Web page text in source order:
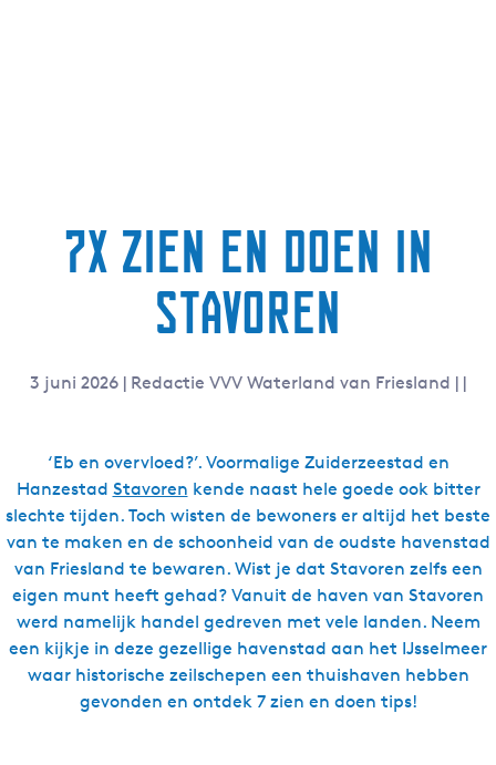
7x zien en doen in
Stavoren
3 juni 2026 | Redactie VVV Waterland van Friesland | |
‘Eb en overvloed?’. Voormalige Zuiderzeestad en
Hanzestad Stavoren kende naast hele goede ook bitter
slechte tijden. Toch wisten de bewoners er altijd het beste
van te maken en de schoonheid van de oudste havenstad
van Friesland te bewaren. Wist je dat Stavoren zelfs een
eigen munt heeft gehad? Vanuit de haven van Stavoren
werd namelijk handel gedreven met vele landen. Neem
een kijkje in deze gezellige havenstad aan het IJsselmeer
waar historische zeilschepen een thuishaven hebben
gevonden en ontdek 7 zien en doen tips!